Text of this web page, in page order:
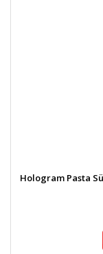
Hologram Pasta